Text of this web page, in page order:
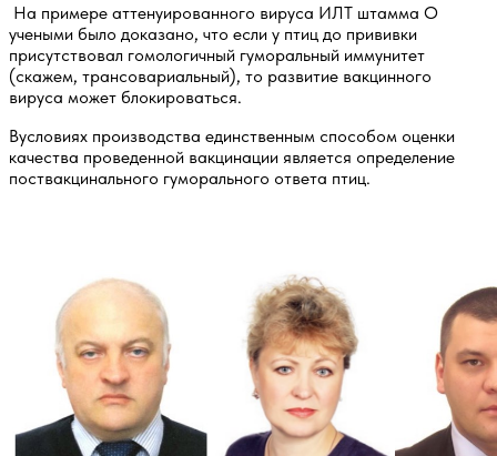
На примере аттенуированного вируса ИЛТ штамма О
учеными было доказано, что если у птиц до прививки
присутствовал гомологичный гуморальный иммунитет
(скажем, трансовариальный), то развитие вакцинного
вируса может блокироваться.
Вусловиях производства единственным способом оценки
качества проведенной вакцинации является определение
поствакцинального гуморального ответа птиц.